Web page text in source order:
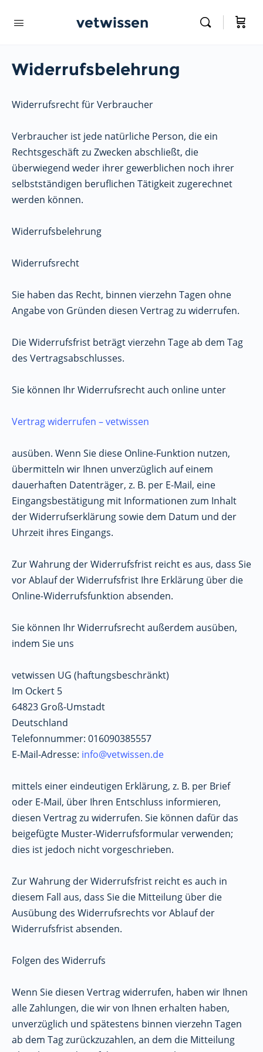
vetwissen
Widerrufsbelehrung
Widerrufsrecht für Verbraucher
Verbraucher ist jede natürliche Person, die ein
Rechtsgeschäft zu Zwecken abschließt, die
überwiegend weder ihrer gewerblichen noch ihrer
selbstständigen beruflichen Tätigkeit zugerechnet
werden können.
Widerrufsbelehrung
Widerrufsrecht
Sie haben das Recht, binnen vierzehn Tagen ohne
Angabe von Gründen diesen Vertrag zu widerrufen.
Die Widerrufsfrist beträgt vierzehn Tage ab dem Tag
des Vertragsabschlusses.
Sie können Ihr Widerrufsrecht auch online unter
Vertrag widerrufen – vetwissen
ausüben. Wenn Sie diese Online-Funktion nutzen,
übermitteln wir Ihnen unverzüglich auf einem
dauerhaften Datenträger, z. B. per E-Mail, eine
Eingangsbestätigung mit Informationen zum Inhalt
der Widerrufserklärung sowie dem Datum und der
Uhrzeit ihres Eingangs.
Zur Wahrung der Widerrufsfrist reicht es aus, dass Sie
vor Ablauf der Widerrufsfrist Ihre Erklärung über die
Online-Widerrufsfunktion absenden.
Sie können Ihr Widerrufsrecht außerdem ausüben,
indem Sie uns
vetwissen UG (haftungsbeschränkt)
Im Ockert 5
64823 Groß-Umstadt
Deutschland
Telefonnummer: 016090385557
E-Mail-Adresse: info@vetwissen.de
mittels einer eindeutigen Erklärung, z. B. per Brief
oder E-Mail, über Ihren Entschluss informieren,
diesen Vertrag zu widerrufen. Sie können dafür das
beigefügte Muster-Widerrufsformular verwenden;
dies ist jedoch nicht vorgeschrieben.
Zur Wahrung der Widerrufsfrist reicht es auch in
diesem Fall aus, dass Sie die Mitteilung über die
Ausübung des Widerrufsrechts vor Ablauf der
Widerrufsfrist absenden.
Folgen des Widerrufs
Wenn Sie diesen Vertrag widerrufen, haben wir Ihnen
alle Zahlungen, die wir von Ihnen erhalten haben,
unverzüglich und spätestens binnen vierzehn Tagen
ab dem Tag zurückzuzahlen, an dem die Mitteilung